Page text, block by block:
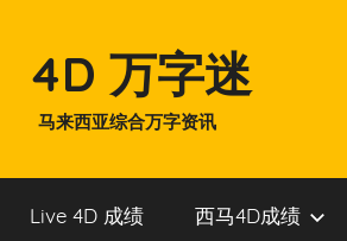
content4D 万字迷
马来西亚综合万字资讯
Live 4D 成绩 西马4D成绩